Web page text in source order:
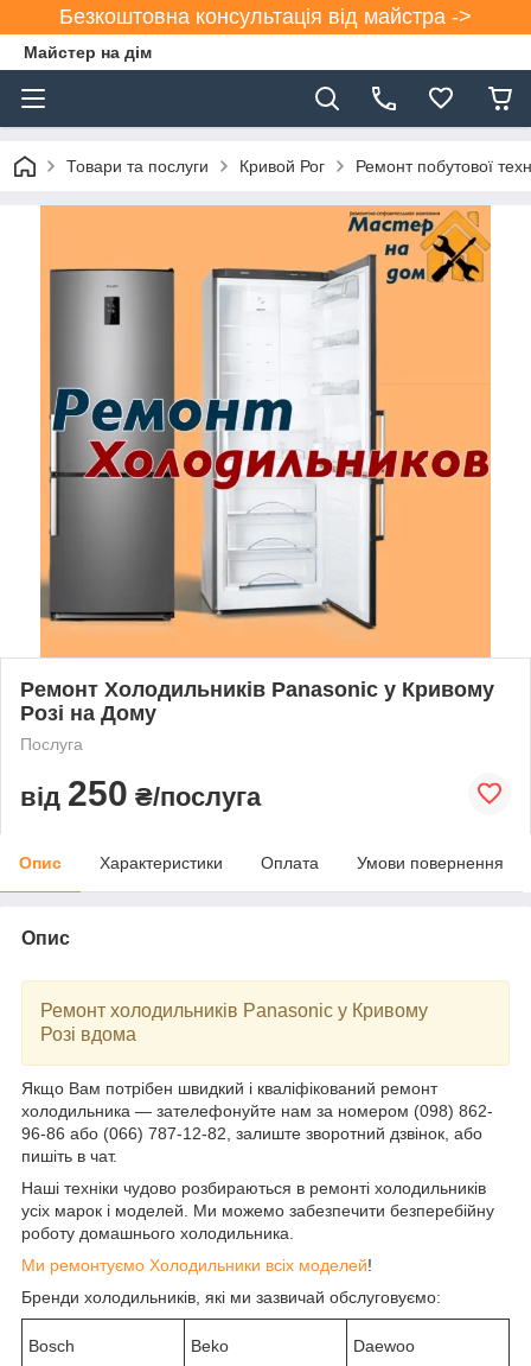
Безкоштовна консультація від майстра ->
Майстер на дім
Товари та послуги Кривой Рог Ремонт побутової
Ремонт Холодильників Panasonic у Кривому
Розі на Дому
Послуга
від 250 ₴/послуга
Опис Характеристики Оплата Умови повернення
Опис
Ремонт холодильників Panasonic у Кривому
Розі вдома
Якщо Вам потрібен швидкий і кваліфікований ремонт
холодильника — зателефонуйте нам за номером (098) 862-
96-86 або (066) 787-12-82, залиште зворотний дзвінок, або
пишіть в чат.
Наші техніки чудово розбираються в ремонті холодильників
усіх марок і моделей. Ми можемо забезпечити безперебійну
роботу домашнього холодильника.
Ми ремонтуємо Холодильники всіх моделей!
Бренди холодильників, які ми зазвичай обслуговуємо:
Bosch
Beko
Daewoo